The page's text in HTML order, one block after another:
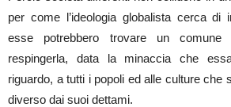
per come l’ideologia globalista cerca di
esse potrebbero trovare un
respingerla, data la minaccia che
riguardo, a tutti i popoli ed alle culture che
diverso dai suoi dettami.